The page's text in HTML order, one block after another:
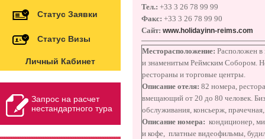
Статус Заявки
Статус Визы
Личный Кабинет
Запрос на расчет
нестандартного тура
Тел.: +33 3 26 78 99 99
Факс: +33 3 26 78 99 90
Сайт: www.holidayinn-reims.com
Месторасположение: Расположен в
и знаменитым Реймским Собором.
рестораны и торговые центры.
Описание отеля: 82 номера,
вмещающий от 20 до 80 человек.
обслуживания, консьерж,
Описание номера: кондиционер,
и кофе, платные видеофильмы,